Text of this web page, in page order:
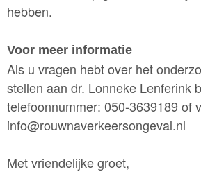
hebben.
Voor meer informatie
Als u vragen hebt over het
stellen aan dr. Lonneke Lenferink
telefoonnummer: 050-3639189 of
info@rouwnaverkeersongeval.nl
Met vriendelijke groet,